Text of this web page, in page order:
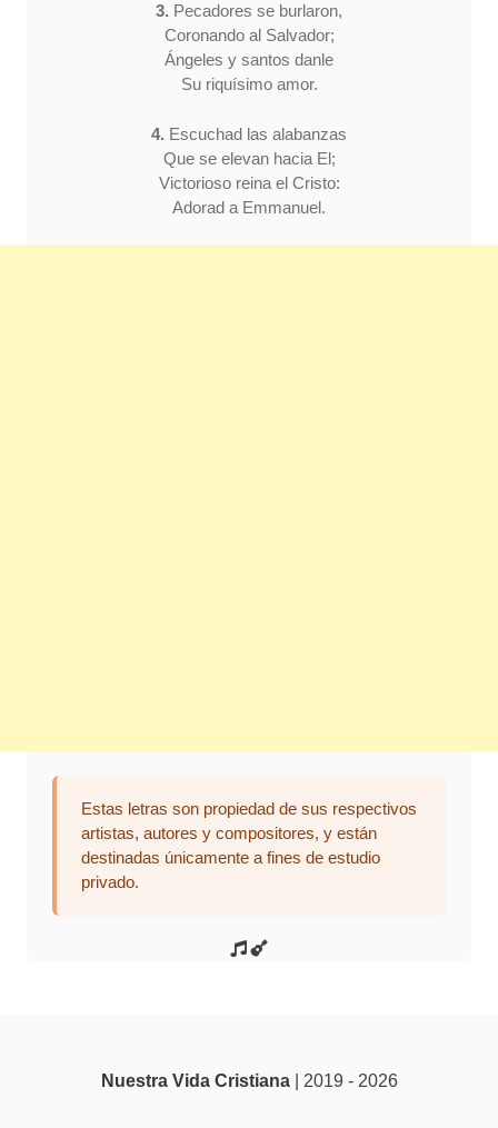
3. Pecadores se burlaron,
Coronando al Salvador;
Ángeles y santos danle
Su riquísimo amor.
4. Escuchad las alabanzas
Que se elevan hacia El;
Victorioso reina el Cristo:
Adorad a Emmanuel.
Estas letras son propiedad de sus respectivos
artistas, autores y compositores, y están
destinadas únicamente a fines de estudio
privado.
Nuestra Vida Cristiana| 2019 - 2026